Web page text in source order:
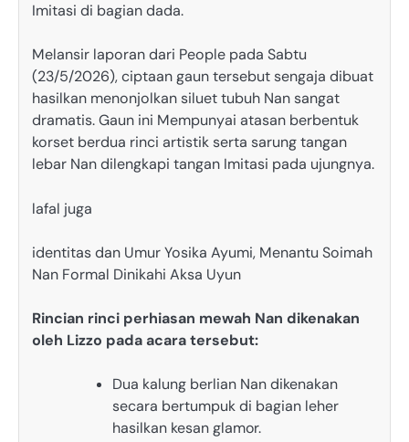
Imitasi di bagian dada.
Melansir laporan dari People pada Sabtu
(23/5/2026), ciptaan gaun tersebut sengaja dibuat
hasilkan menonjolkan siluet tubuh Nan sangat
dramatis. Gaun ini Mempunyai atasan berbentuk
korset berdua rinci artistik serta sarung tangan
lebar Nan dilengkapi tangan Imitasi pada ujungnya.
lafal juga
identitas dan Umur Yosika Ayumi, Menantu Soimah
Nan Formal Dinikahi Aksa Uyun
Rincian rinci perhiasan mewah Nan dikenakan
oleh Lizzo pada acara tersebut:
Dua kalung berlian Nan dikenakan
secara bertumpuk di bagian leher
hasilkan kesan glamor.